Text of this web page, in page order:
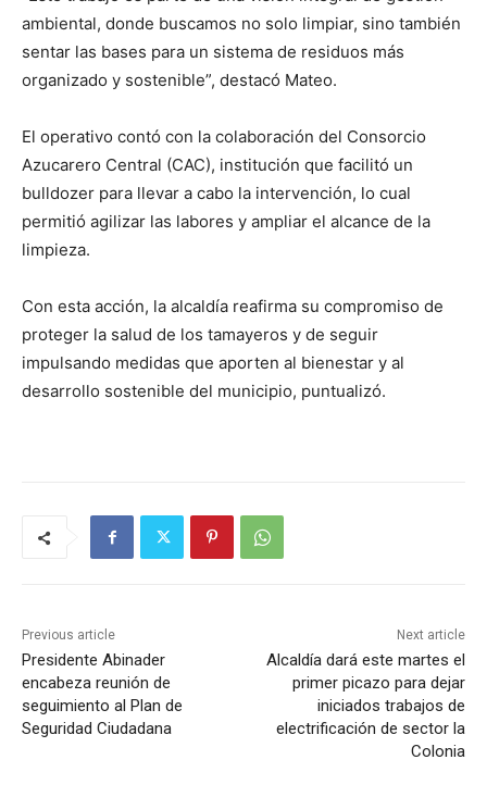
ambiental, donde buscamos no solo limpiar, sino también
sentar las bases para un sistema de residuos más
organizado y sostenible”, destacó Mateo.
El operativo contó con la colaboración del Consorcio
Azucarero Central (CAC), institución que facilitó un
bulldozer para llevar a cabo la intervención, lo cual
permitió agilizar las labores y ampliar el alcance de la
limpieza.
Con esta acción, la alcaldía reafirma su compromiso de
proteger la salud de los tamayeros y de seguir
impulsando medidas que aporten al bienestar y al
desarrollo sostenible del municipio, puntualizó.
Previous article
Presidente Abinader
encabeza reunión de
seguimiento al Plan de
Seguridad Ciudadana
Next article
Alcaldía dará este martes el
primer picazo para dejar
iniciados trabajos de
electrificación de sector la
Colonia